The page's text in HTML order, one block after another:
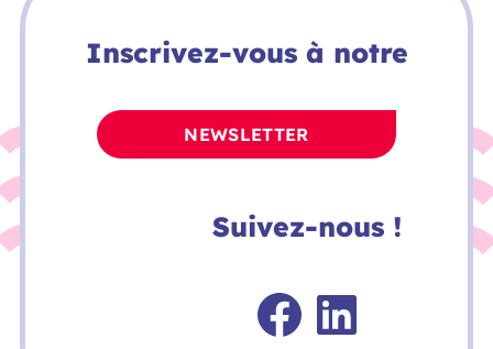
Inscrivez-vous à notre
NEWSLETTER
Suivez-nous !